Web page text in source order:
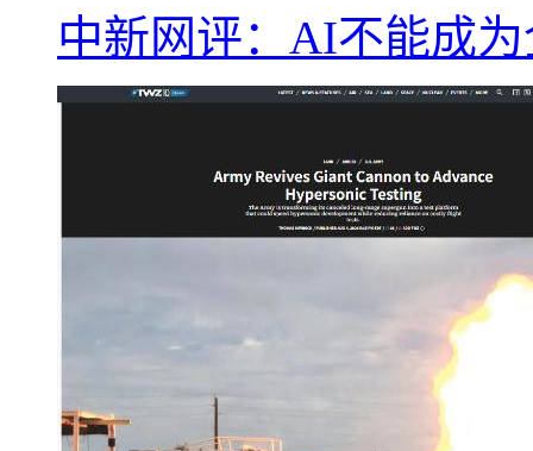
中新网评：AI不能成